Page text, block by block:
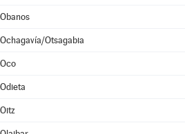
Obanos
Ochagavía/Otsagabia
Oco
Odieta
Oitz